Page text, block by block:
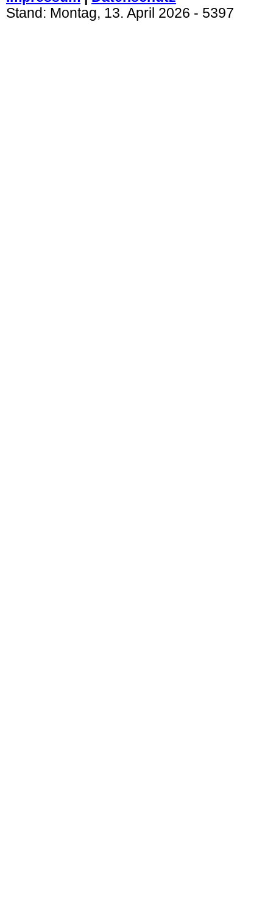
Stand: Montag, 13. April 2026 - 5397